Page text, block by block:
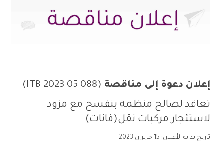
إعلان دعوة إلى مناقصة (088 05 2023 ITB)
تعاقد لصالح منظمة بنفسج مع مزود
لاستئجار مركبات نقل(فانات)
تاريخ بدايه الأعلان: 15 حزيران 2023